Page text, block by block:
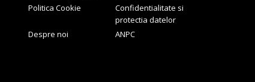
Politica Cookie
Confidentialitate si
protectia datelor
Despre noi
ANPC